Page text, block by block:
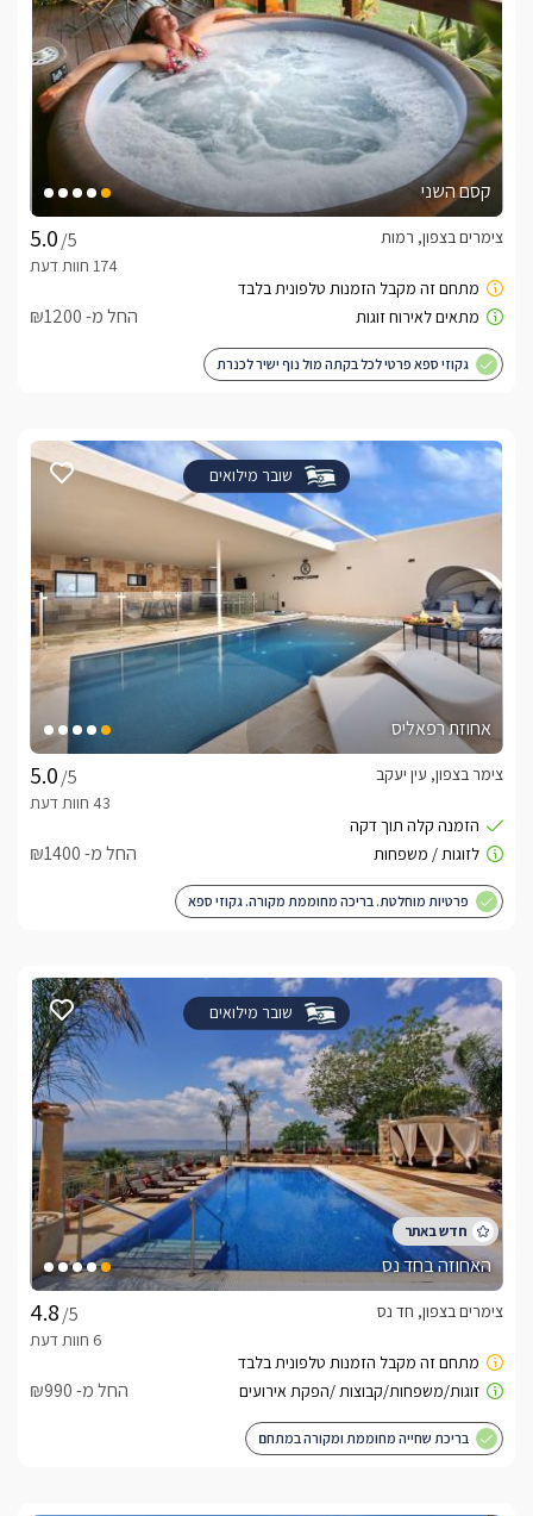
קסם השני
/5
צימרים בצפון, רמות
החל מ- ₪1200
גקוזי ספא פרטי לכל בקתה מול נוף ישיר לכנרת
שובר מילואים
אחוזת רפאליס
/5
צימר בצפון, עין יעקב
החל מ- ₪1400
פרטיות מוחלטת. בריכה מחוממת מקורה. גקוזי ספא
שובר מילואים
האחוזה בחד נס
/5
צימרים בצפון, חד נס
החל מ- ₪990
בריכת שחייה מחוממת ומקורה במתחם